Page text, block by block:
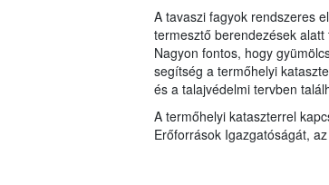
A tavaszi fagyok rendszeres
termesztő berendezések
Nagyon fontos, hogy
segítség a termőhelyi
és a talajvédelmi tervben
A termőhelyi kataszterrel
Erőforrások Igazgatóságát,